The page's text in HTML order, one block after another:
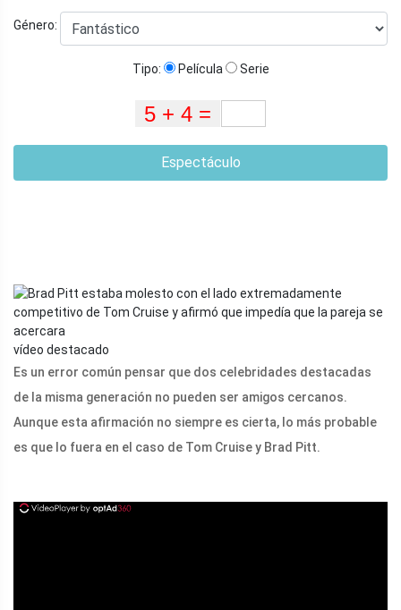
Género:
Tipo: Película Serie
Espectáculo
vídeo destacado
Es un error común pensar que dos celebridades destacadas
de la misma generación no pueden ser amigos cercanos.
Aunque esta afirmación no siempre es cierta, lo más probable
es que lo fuera en el caso de Tom Cruise y Brad Pitt.